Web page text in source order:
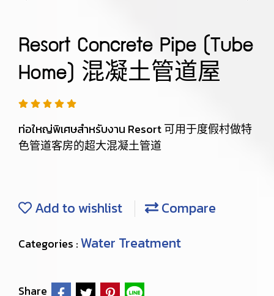
Resort Concrete Pipe (Tube
Home) 混凝土管道屋
ท่อใหญ่พิเศษสำหรับงาน Resort 可用于度假村做特
色管道客房的超大混凝土管道
Add to wishlist Compare
Categories :Water Treatment
Share